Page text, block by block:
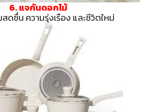
6. แจกันดอกไม้
ดชื่น ความรุ่งเรือง และชีวิตใหม่